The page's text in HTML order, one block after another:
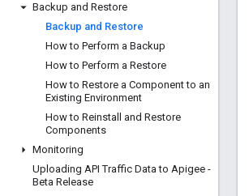
Backup and Restore
Backup and Restore
How to Perform a Backup
How to Perform a Restore
How to Restore a Component to an
Existing Environment
How to Reinstall and Restore
Components
Monitoring
Uploading API Traffic Data to Apigee -
Beta Release